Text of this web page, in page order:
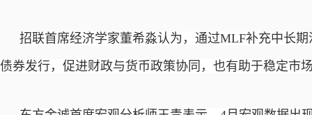
招联首席经济学家董希淼认为，通过MLF补充中长
债券发行，促进财政与货币政策协同，也有助于稳定市